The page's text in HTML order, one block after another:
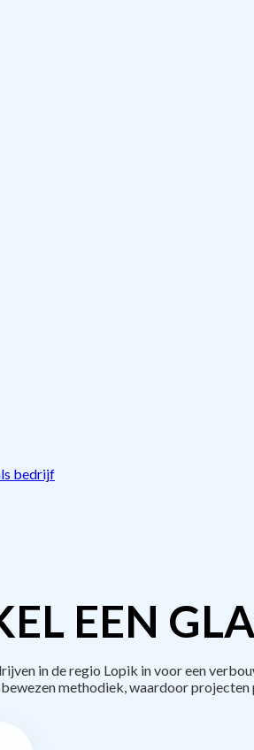
bedrijf
EEN
in de regio Lopik in voor een
methodiek, waardoor projecten